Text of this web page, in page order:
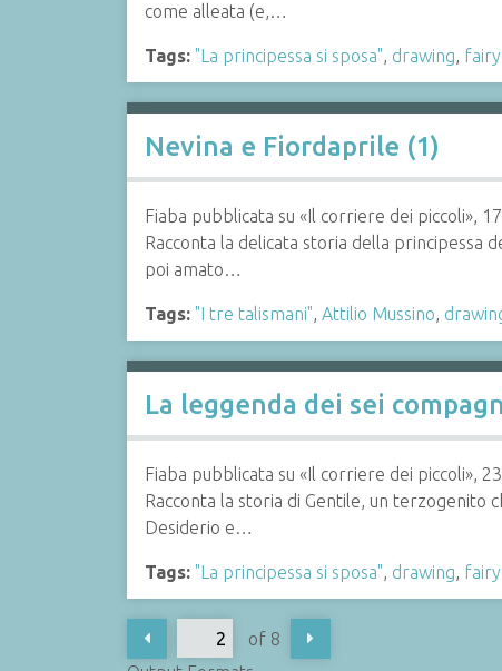
come alleata (e,…
Tags: "La principessa si sposa", drawing,
Nevina e Fiordaprile (1)
Fiaba pubblicata su «Il corriere dei piccoli»,
Racconta la delicata storia della principessa
poi amato…
Tags: "I tre talismani", Attilio Mussino,
La leggenda dei sei
Fiaba pubblicata su «Il corriere dei piccoli»,
Racconta la storia di Gentile, un
Desiderio e…
Tags: "La principessa si sposa", drawing,
of 8